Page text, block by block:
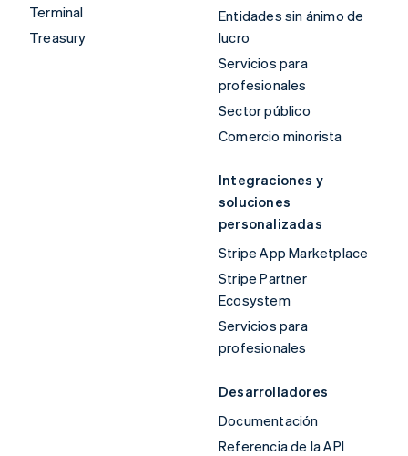
Terminal
Treasury
Entidades sin ánimo de
lucro
Servicios para
profesionales
Sector público
Comercio minorista
Integraciones y
soluciones
personalizadas
Stripe App Marketplace
Stripe Partner
Ecosystem
Servicios para
profesionales
Desarrolladores
Documentación
Referencia de la API